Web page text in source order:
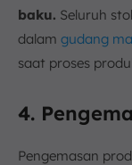
baku. Seluruh
dalam gudang
saat proses
4.
Pengemasan